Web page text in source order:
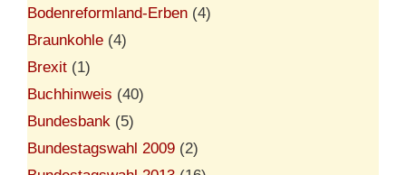
Bodenreformland-Erben (4)
Braunkohle (4)
Brexit (1)
Buchhinweis (40)
Bundesbank (5)
Bundestagswahl 2009 (2)